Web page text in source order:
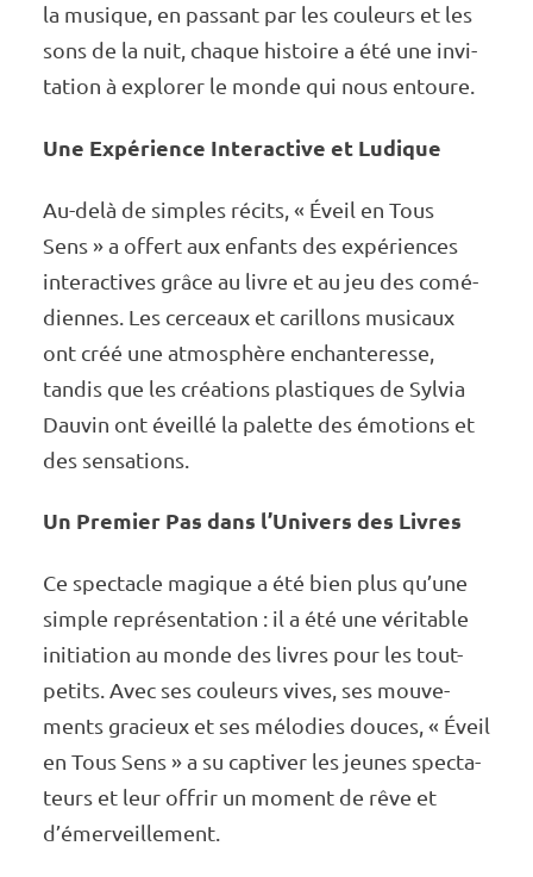
la musique, en passant par les couleurs et les
sons de la nuit, chaque histoire a été une invi­
ta­tion à explo­rer le monde qui nous entoure.
Une Expé­rience Inte­rac­tive et Ludique
Au-delà de simples récits, « Éveil en Tous
Sens » a offert aux enfants des expé­riences
inter­ac­tives grâce au livre et au jeu des comé­
diennes. Les cerceaux et carillons musi­caux
ont créé une atmo­sphère enchan­te­resse,
tandis que les créa­tions plas­tiques de Sylvia
Dauvin ont éveillé la palette des émotions et
des sensa­tions.
Un Premier Pas dans l’Uni­vers des Livres
Ce spec­tacle magique a été bien plus qu’une
simple repré­sen­ta­tion : il a été une véri­table
initia­tion au monde des livres pour les tout-
petits. Avec ses couleurs vives, ses mouve­
ments gracieux et ses mélo­dies douces, « Éveil
en Tous Sens » a su capti­ver les jeunes spec­ta­
teurs et leur offrir un moment de rêve et
d’émer­veille­ment.